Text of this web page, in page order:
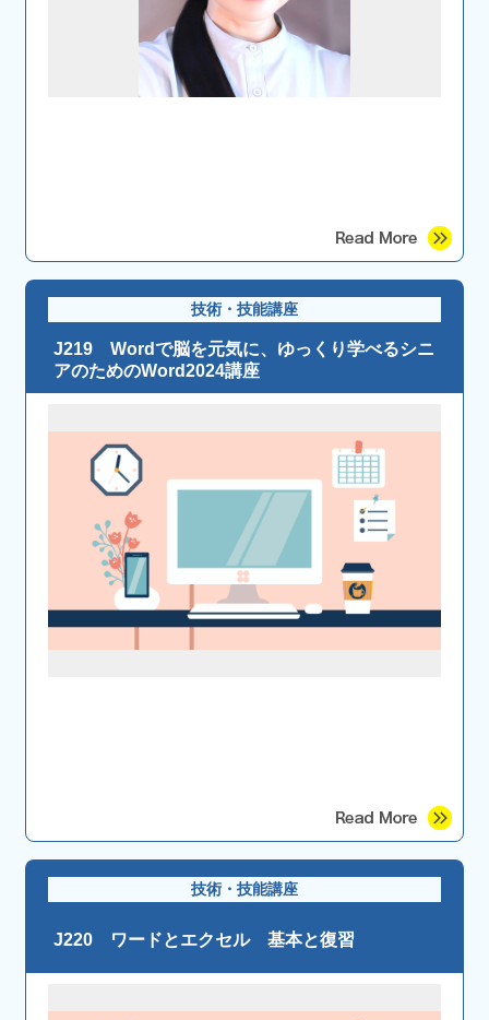
技術・技能講座
J219 Wordで脳を元気に、ゆっくり学べるシニ
アのためのWord2024講座
技術・技能講座
J220 ワードとエクセル 基本と復習